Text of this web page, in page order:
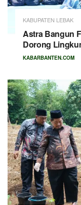
KABUPATEN LEBAK
Astra Bangun
Dorong
KABARBANTEN.COM